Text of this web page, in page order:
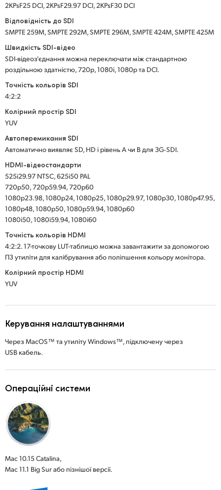
2KPsF25 DCI, 2KPsF29.97 DCI, 2KPsF30 DCI
Відповідність до SDI
SMPTE 259M, SMPTE 292M, SMPTE 296M, SMPTE 424M, SMPTE 425M
Швидкість SDI-відео
SDI-відеоз'єднання можна переключати між стандартною
роздільною здатністю, 720p, 1080i, 1080p та DCI.
Точність кольорів SDI
4:2:2
Колірний простір SDI
YUV
Автоперемикання SDI
Автоматично виявляє SD, HD і рівень А чи В для 3G‑SDI.
HDMI-відеостандарти
525i29.97 NTSC, 625i50 PAL
720p50, 720p59.94, 720p60
1080p23.98, 1080p24, 1080p25, 1080p29.97, 1080p30, 1080p47.95,
1080p48, 1080p50, 1080p59.94, 1080p60
1080i50, 1080i59.94, 1080i60
Точність кольорів HDMI
4:2:2. 17-точкову LUT-таблицю можна завантажити за допомогою
ПЗ утиліти для калібрування або поліпшення кольору монітора.
Колірний простір HDMI
YUV
Керування налаштуваннями
Через MacOS™ та утиліту Windows™, підключену через
USB кабель.
Операційні системи
Mac 10.15 Catalina,
Mac 11.1 Big Sur або пізнішої версії.